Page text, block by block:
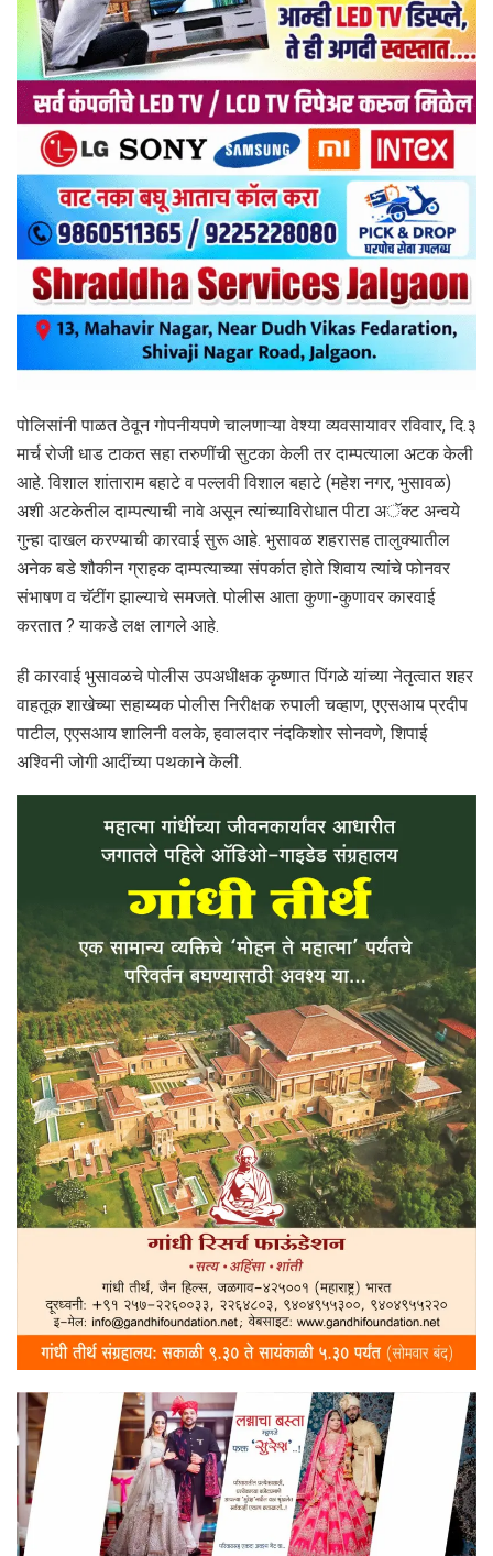
पोलिसांनी पाळत ठेवून गोपनीयपणे चालणाऱ्या वेश्या व्यवसायावर रविवार, दि.३
मार्च रोजी धाड टाकत सहा तरुणींची सुटका केली तर दाम्पत्याला अटक केली
आहे. विशाल शांताराम बहाटे व पल्लवी विशाल बहाटे (महेश नगर, भुसावळ)
अशी अटकेतील दाम्पत्याची नावे असून त्यांच्याविरोधात पीटा अॅक्ट अन्वये
गुन्हा दाखल करण्याची कारवाई सुरू आहे. भुसावळ शहरासह तालुक्यातील
अनेक बडे शौकीन ग्राहक दाम्पत्याच्या संपर्कात होते शिवाय त्यांचे फोनवर
संभाषण व चॅटींग झाल्याचे समजते. पोलीस आता कुणा-कुणावर कारवाई
करतात ? याकडे लक्ष लागले आहे.
ही कारवाई भुसावळचे पोलीस उपअधीक्षक कृष्णात पिंगळे यांच्या नेतृत्वात शहर
वाहतूक शाखेच्या सहाय्यक पोलीस निरीक्षक रुपाली चव्हाण, एएसआय प्रदीप
पाटील, एएसआय शालिनी वलके, हवालदार नंदकिशोर सोनवणे, शिपाई
अश्विनी जोगी आदींच्या पथकाने केली.